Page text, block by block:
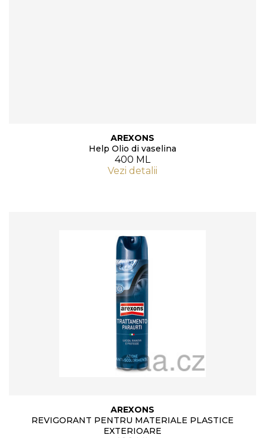
AREXONS
Help Olio di vaselina
400 ML
Vezi detalii
AREXONS
REVIGORANT PENTRU MATERIALE PLASTICE
EXTERIOARE